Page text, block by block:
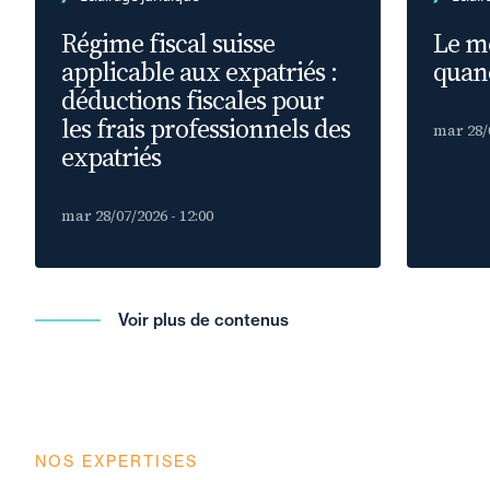
Régime fiscal suisse
applicable aux expatriés :
déductions fiscales pour
les frais professionnels des
expatriés
mar 28/07/2026 - 12:00
Le
mar 28/
Voir plus de contenus
NOS EXPERTISES